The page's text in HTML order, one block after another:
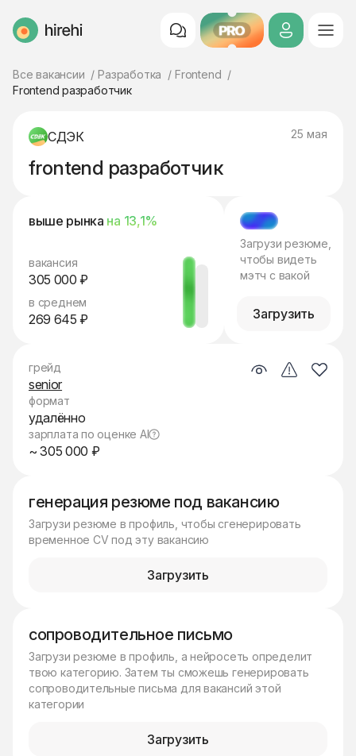
HireHi PRO
Все вакансии Разработка
Frontend
Frontend разработчик
СДЭК 25 мая
frontend разработчик
выше рынка на 13,1%
вакансия
305 000 ₽
в среднем
269 645 ₽
МЭТЧ
Загрузи резюме,
чтобы видеть
мэтч с вакой
Загрузить
генерация резюме под вакансию
Загрузи резюме в профиль, чтобы сгенерировать
временное CV под эту вакансию
Загрузить
сопроводительное письмо
Загрузи резюме в профиль, а нейросеть определит
твою категорию. Затем ты сможешь генерировать
сопроводительные письма для вакансий этой
категории
Загрузить
грейд
senior
формат
удалённо
зарплата по оценке AI
~ 305 000 ₽